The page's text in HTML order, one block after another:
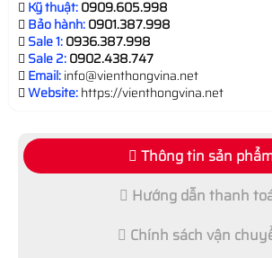
Kỹ thuật:0909.605.998
Bảo hành:0901.387.998
Sale 1:0936.387.998
Sale 2:0902.438.747
Email:info@vienthongvina.net
Website:https://vienthongvina.net
Thông tin sản
Hướng dẫn thanh
Chính sách vận